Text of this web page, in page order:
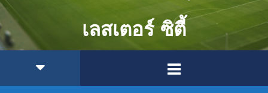
เลสเตอร์ ซิตี้